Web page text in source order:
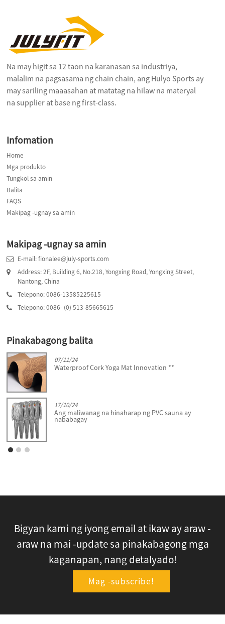
Na may higit sa 12 taon na karanasan sa industriya,
malalim na pagsasama ng chain chain, ang Hulyo Sports ay
may sariling maaasahan at matatag na hilaw na materyal
na supplier at base ng first-class.
Infomation
Home
Mga produkto
Tungkol sa amin
Balita
FAQS
Makipag -ugnay sa amin
Makipag -ugnay sa amin
E-mail: fionalee@july-sports.com
Address: 2F, Building 6, No.218, Yongxing Road, Yongxing Street,
Nantong, China
Telepono: 0086-13585225615
Telepono: 0086- (0) 513-85665615
Pinakabagong balita
07/11/24
Waterproof Cork Yoga Mat Innovation **
17/10/24
Ang maliwanag na hinaharap ng PVC sauna ay
nababagay
Bigyan kami ng iyong email at ikaw ay araw -
araw na mai -update sa pinakabagong mga
kaganapan, nang detalyado!
Mag -subscribe!